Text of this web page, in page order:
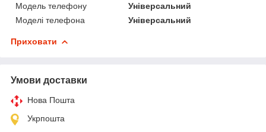
Модель телефону
Універсальний
Моделі телефона
Універсальний
Приховати
Умови доставки
Нова Пошта
Укрпошта